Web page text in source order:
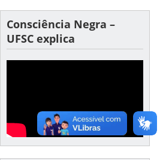
Consciência Negra –
UFSC explica